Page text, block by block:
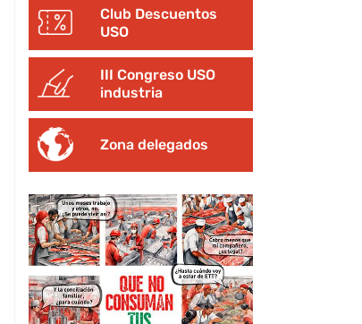
Club Descuentos
USO
III Congreso USO
industria
Zona delegados